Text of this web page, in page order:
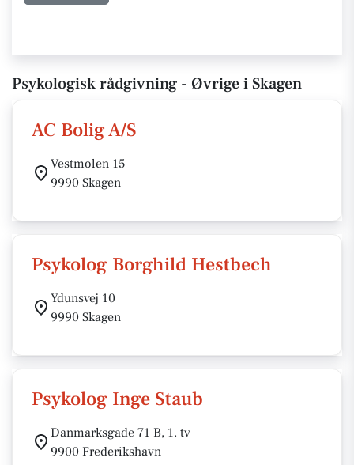
Psykologisk rådgivning - Øvrige i Skagen
AC Bolig A/S
Vestmolen 15
9990 Skagen
Psykolog Borghild Hestbech
Ydunsvej 10
9990 Skagen
Psykolog Inge Staub
Danmarksgade 71 B, 1. tv
9900 Frederikshavn